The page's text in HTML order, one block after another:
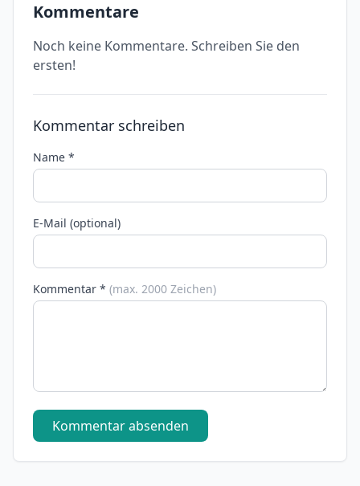
Kommentare
Noch keine Kommentare. Schreiben Sie den
ersten!
Kommentar schreiben
Name *
E-Mail (optional)
Kommentar * (max. 2000 Zeichen)
Kommentar absenden